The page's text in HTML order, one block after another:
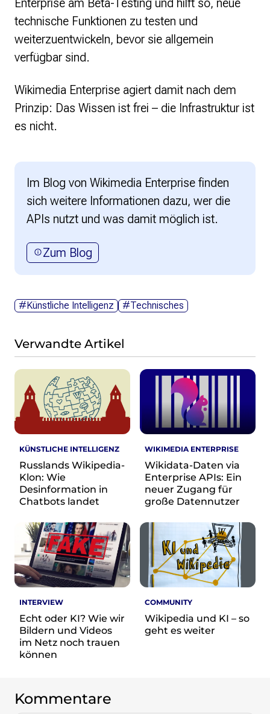
Enterprise am Beta-Testing und hilft so, neue
technische Funktionen zu testen und
weiterzuentwickeln, bevor sie allgemein
verfügbar sind.
Wikimedia Enterprise agiert damit nach dem
Prinzip: Das Wissen ist frei – die Infrastruktur ist
es nicht.
Im Blog von Wikimedia Enterprise finden
sich weitere Informationen dazu, wer die
APIs nutzt und was damit möglich ist.
Zum Blog
#Künstliche Intelligenz #Technisches
Verwandte Artikel
KÜNSTLICHE INTELLIGENZ
Russlands Wikipedia-
Klon: Wie
Desinformation in
Chatbots landet
WIKIMEDIA ENTERPRISE
Wikidata-Daten via
Enterprise APIs: Ein
neuer Zugang für
große Datennutzer
INTERVIEW
Echt oder KI? Wie wir
Bildern und Videos
im Netz noch trauen
können
COMMUNITY
Wikipedia und KI – so
geht es weiter
Kommentare